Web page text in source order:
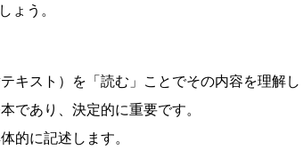
ょう。
キスト）を「読む」ことでその内容を理解し
であり、決定的に重要です。
的に記述します。